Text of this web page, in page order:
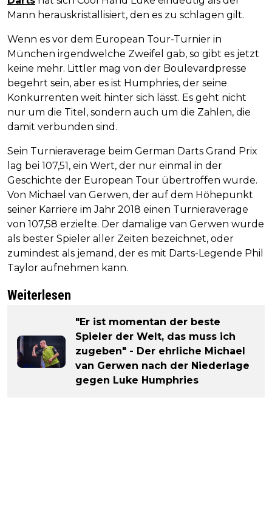
Mann herauskristallisiert, den es zu schlagen gilt.
Wenn es vor dem European Tour-Turnier in
München irgendwelche Zweifel gab, so gibt es jetzt
keine mehr. Littler mag von der Boulevardpresse
begehrt sein, aber es ist Humphries, der seine
Konkurrenten weit hinter sich lässt. Es geht nicht
nur um die Titel, sondern auch um die Zahlen, die
damit verbunden sind.
Sein Turnieraverage beim German Darts Grand Prix
lag bei 107,51, ein Wert, der nur einmal in der
Geschichte der European Tour übertroffen wurde.
Von Michael van Gerwen, der auf dem Höhepunkt
seiner Karriere im Jahr 2018 einen Turnieraverage
von 107,58 erzielte. Der damalige van Gerwen wurde
als bester Spieler aller Zeiten bezeichnet, oder
zumindest als jemand, der es mit Darts-Legende Phil
Taylor aufnehmen kann.
Weiterlesen
"Er ist momentan der beste
Spieler der Welt, das muss ich
zugeben" - Der ehrliche Michael
van Gerwen nach der Niederlage
gegen Luke Humphries